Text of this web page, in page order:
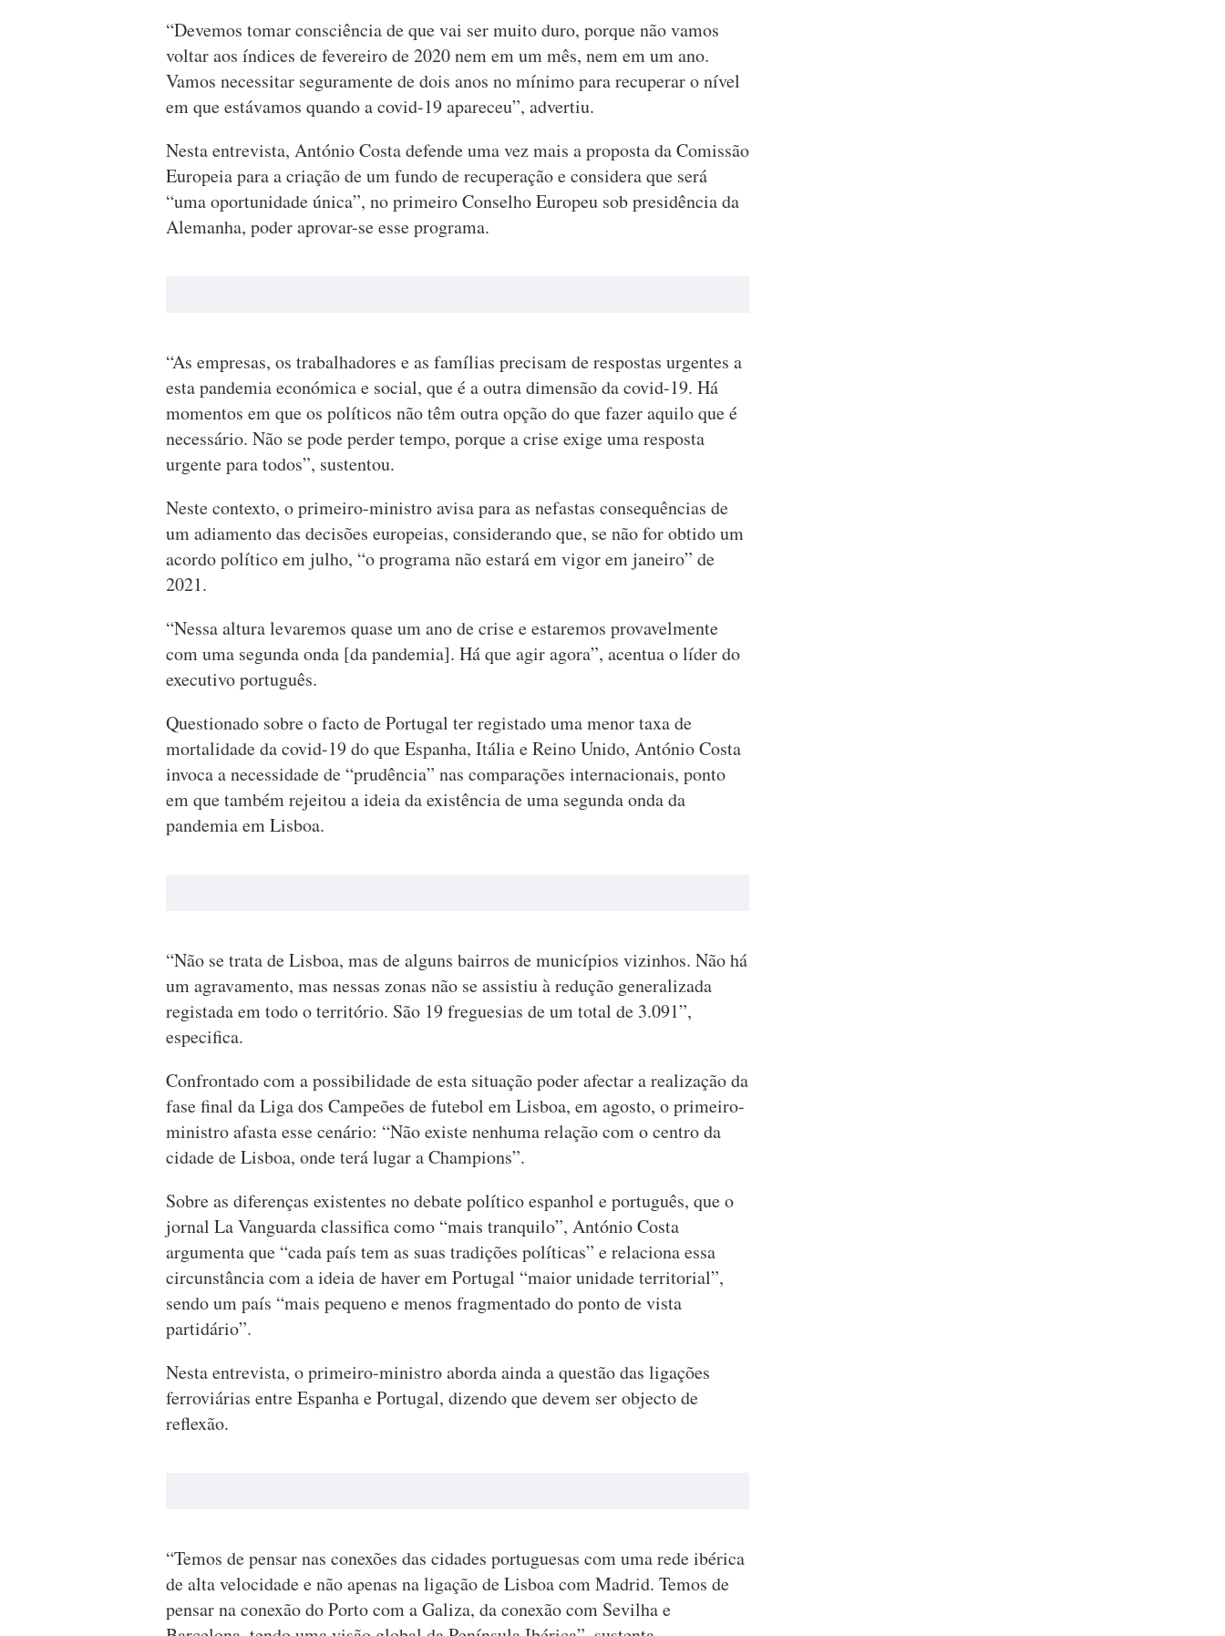
“Devemos tomar consciência de que vai ser muito duro, porque não vamos
voltar aos índices de fevereiro de 2020 nem em um mês, nem em um ano.
Vamos necessitar seguramente de dois anos no mínimo para recuperar o nível
em que estávamos quando a covid-19 apareceu”, advertiu.
Nesta entrevista, António Costa defende uma vez mais a proposta da Comissão
Europeia para a criação de um fundo de recuperação e considera que será
“uma oportunidade única”, no primeiro Conselho Europeu sob presidência da
Alemanha, poder aprovar-se esse programa.
“As empresas, os trabalhadores e as famílias precisam de respostas urgentes a
esta pandemia económica e social, que é a outra dimensão da covid-19. Há
momentos em que os políticos não têm outra opção do que fazer aquilo que é
necessário. Não se pode perder tempo, porque a crise exige uma resposta
urgente para todos”, sustentou.
Neste contexto, o primeiro-ministro avisa para as nefastas consequências de
um adiamento das decisões europeias, considerando que, se não for obtido um
acordo político em julho, “o programa não estará em vigor em janeiro” de
2021.
“Nessa altura levaremos quase um ano de crise e estaremos provavelmente
com uma segunda onda [da pandemia]. Há que agir agora”, acentua o líder do
executivo português.
Questionado sobre o facto de Portugal ter registado uma menor taxa de
mortalidade da covid-19 do que Espanha, Itália e Reino Unido, António Costa
invoca a necessidade de “prudência” nas comparações internacionais, ponto
em que também rejeitou a ideia da existência de uma segunda onda da
pandemia em Lisboa.
“Não se trata de Lisboa, mas de alguns bairros de municípios vizinhos. Não há
um agravamento, mas nessas zonas não se assistiu à redução generalizada
registada em todo o território. São 19 freguesias de um total de 3.091”,
especifica.
Confrontado com a possibilidade de esta situação poder afectar a realização da
fase final da Liga dos Campeões de futebol em Lisboa, em agosto, o primeiro-
ministro afasta esse cenário: “Não existe nenhuma relação com o centro da
cidade de Lisboa, onde terá lugar a Champions”.
Sobre as diferenças existentes no debate político espanhol e português, que o
jornal La Vanguarda classifica como “mais tranquilo”, António Costa
argumenta que “cada país tem as suas tradições políticas” e relaciona essa
circunstância com a ideia de haver em Portugal “maior unidade territorial”,
sendo um país “mais pequeno e menos fragmentado do ponto de vista
partidário”.
Nesta entrevista, o primeiro-ministro aborda ainda a questão das ligações
ferroviárias entre Espanha e Portugal, dizendo que devem ser objecto de
reflexão.
“Temos de pensar nas conexões das cidades portuguesas com uma rede ibérica
de alta velocidade e não apenas na ligação de Lisboa com Madrid. Temos de
pensar na conexão do Porto com a Galiza, da conexão com Sevilha e